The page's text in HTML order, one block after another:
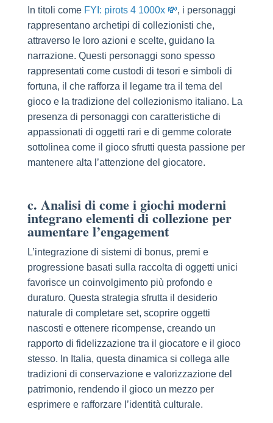
In titoli come FYI: pirots 4 1000x 💸, i personaggi
rappresentano archetipi di collezionisti che,
attraverso le loro azioni e scelte, guidano la
narrazione. Questi personaggi sono spesso
rappresentati come custodi di tesori e simboli di
fortuna, il che rafforza il legame tra il tema del
gioco e la tradizione del collezionismo italiano. La
presenza di personaggi con caratteristiche di
appassionati di oggetti rari e di gemme colorate
sottolinea come il gioco sfrutti questa passione per
mantenere alta l’attenzione del giocatore.
c. Analisi di come i giochi moderni
integrano elementi di collezione per
aumentare l’engagement
L’integrazione di sistemi di bonus, premi e
progressione basati sulla raccolta di oggetti unici
favorisce un coinvolgimento più profondo e
duraturo. Questa strategia sfrutta il desiderio
naturale di completare set, scoprire oggetti
nascosti e ottenere ricompense, creando un
rapporto di fidelizzazione tra il giocatore e il gioco
stesso. In Italia, questa dinamica si collega alle
tradizioni di conservazione e valorizzazione del
patrimonio, rendendo il gioco un mezzo per
esprimere e rafforzare l’identità culturale.